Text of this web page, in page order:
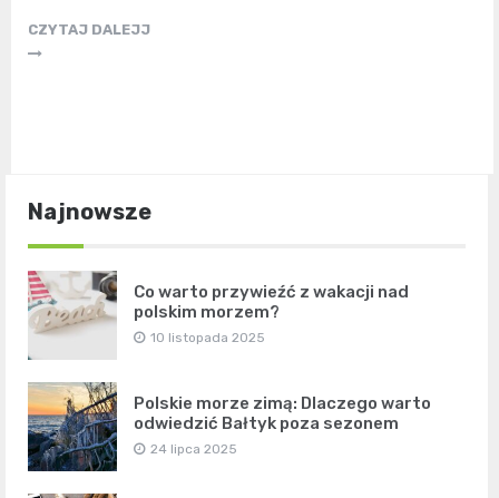
CZYTAJ DALEJJ
Najnowsze
Co warto przywieźć z wakacji nad
polskim morzem?
10 listopada 2025
Polskie morze zimą: Dlaczego warto
odwiedzić Bałtyk poza sezonem
24 lipca 2025